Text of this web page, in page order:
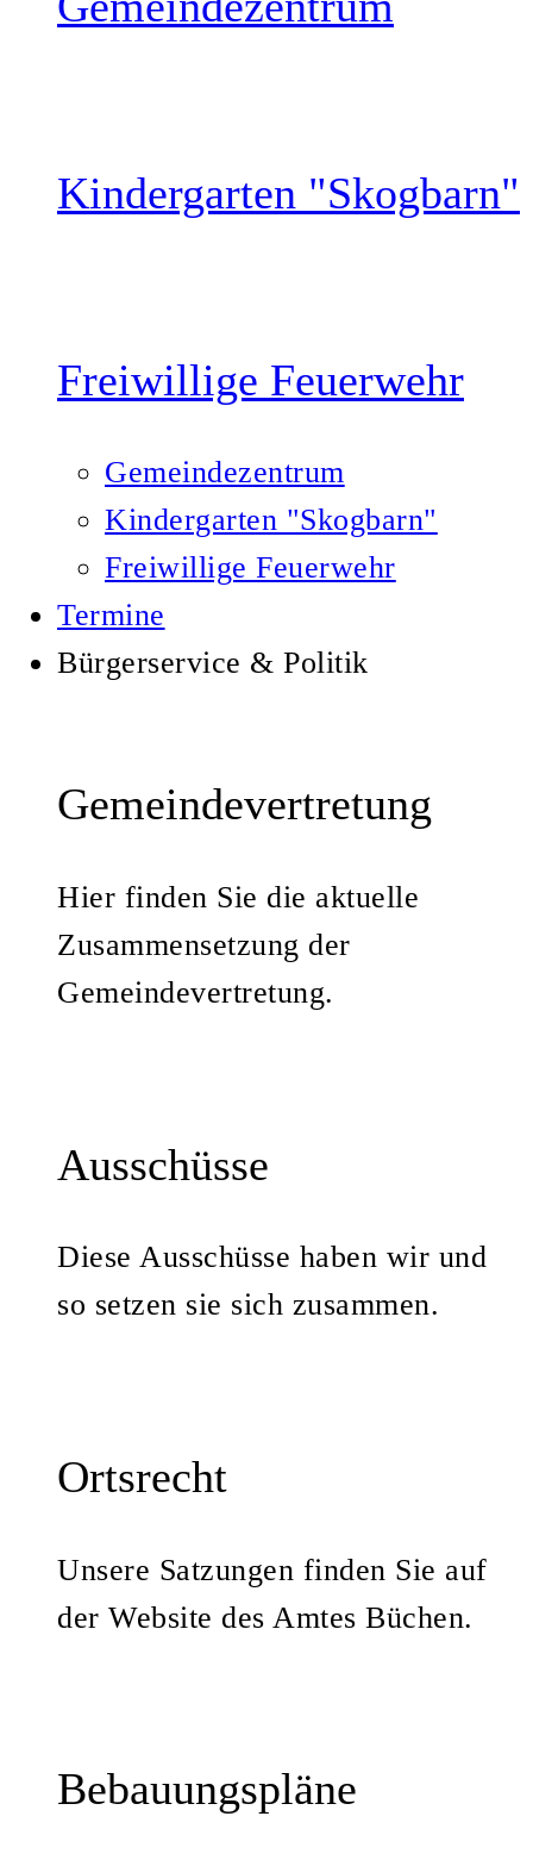
Kindergarten "Skogbarn"
Freiwillige Feuerwehr
Gemeindezentrum
Kindergarten "Skogbarn"
Freiwillige Feuerwehr
Termine
Bürgerservice & Politik
Gemeindevertretung
Hier finden Sie die aktuelle
Zusammensetzung der
Gemeindevertretung.
Ausschüsse
Diese Ausschüsse haben wir und
so setzen sie sich zusammen.
Ortsrecht
Unsere Satzungen finden Sie auf
der Website des Amtes Büchen.
Bebauungspläne